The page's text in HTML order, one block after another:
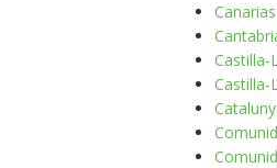
Canarias
Castilla-
Castilla-